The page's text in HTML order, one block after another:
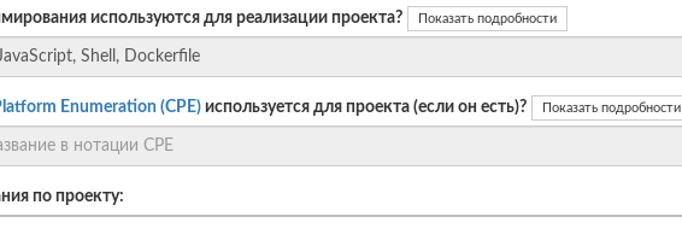
используются для реализации проекта? Показать подробности
Enumeration (CPE) используется для проекта (если он есть)? Показать подробности
по проекту: